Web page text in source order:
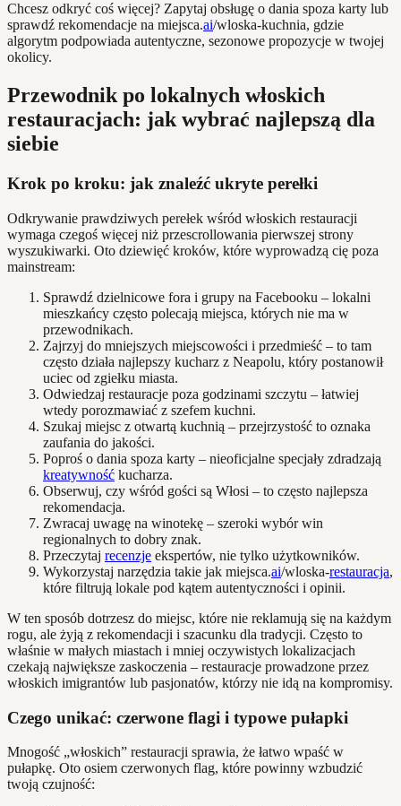
Chcesz odkryć coś więcej? Zapytaj obsługę o dania spoza karty lub
sprawdź rekomendacje na miejsca.ai/wloska-kuchnia, gdzie
algorytm podpowiada autentyczne, sezonowe propozycje w twojej
okolicy.
Przewodnik po lokalnych włoskich
restauracjach: jak wybrać najlepszą dla
siebie
Krok po kroku: jak znaleźć ukryte perełki
Odkrywanie prawdziwych perełek wśród włoskich restauracji
wymaga czegoś więcej niż przescrollowania pierwszej strony
wyszukiwarki. Oto dziewięć kroków, które wyprowadzą cię poza
mainstream:
Sprawdź dzielnicowe fora i grupy na Facebooku – lokalni
mieszkańcy często polecają miejsca, których nie ma w
przewodnikach.
Zajrzyj do mniejszych miejscowości i przedmieść – to tam
często działa najlepszy kucharz z Neapolu, który postanowił
uciec od zgiełku miasta.
Odwiedzaj restauracje poza godzinami szczytu – łatwiej
wtedy porozmawiać z szefem kuchni.
Szukaj miejsc z otwartą kuchnią – przejrzystość to oznaka
zaufania do jakości.
Poproś o dania spoza karty – nieoficjalne specjały zdradzają
kreatywność kucharza.
Obserwuj, czy wśród gości są Włosi – to często najlepsza
rekomendacja.
Zwracaj uwagę na winotekę – szeroki wybór win
regionalnych to dobry znak.
Przeczytaj recenzje ekspertów, nie tylko użytkowników.
Wykorzystaj narzędzia takie jak miejsca.ai/wloska-restauracja,
które filtrują lokale pod kątem autentyczności i opinii.
W ten sposób dotrzesz do miejsc, które nie reklamują się na każdym
rogu, ale żyją z rekomendacji i szacunku dla tradycji. Często to
właśnie w małych miastach i mniej oczywistych lokalizacjach
czekają największe zaskoczenia – restauracje prowadzone przez
włoskich imigrantów lub pasjonatów, którzy nie idą na kompromisy.
Czego unikać: czerwone flagi i typowe pułapki
Mnogość „włoskich” restauracji sprawia, że łatwo wpaść w
pułapkę. Oto osiem czerwonych flag, które powinny wzbudzić
twoją czujność: